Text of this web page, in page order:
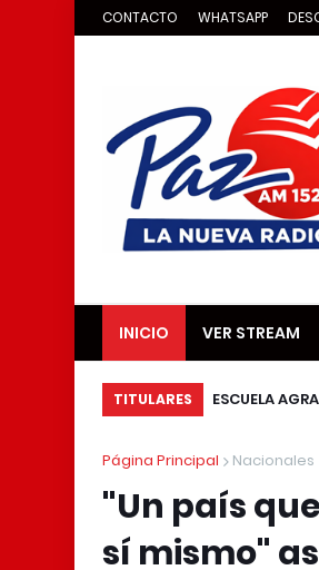
CONTACTO WHATSAPP
INICIO VER STREAM
TITULARES ESCUELA
Página Principal Nacionales
"Un país
sí mismo"